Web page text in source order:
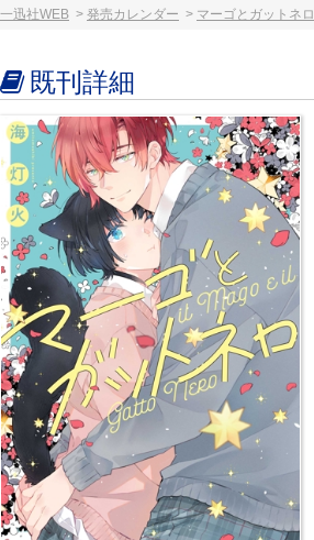
一迅社WEB 発売カレンダー マーゴとガットネロ
既刊詳細